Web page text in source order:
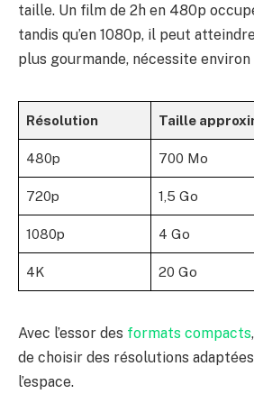
taille. Un film de 2h en 480p
tandis qu’en 1080p, il peut
plus gourmande, nécessite environ
Résolution Taille
480p 700 Mo
720p 1,5 Go
1080p 4 Go
4K 20 Go
Avec l’essor des formats compacts
de choisir des résolutions
l’espace.